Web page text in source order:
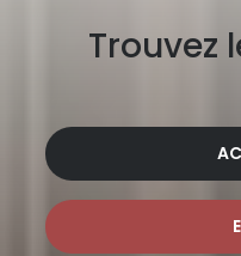
Trouvez